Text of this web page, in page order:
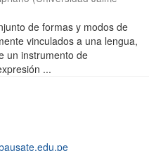
de formas y modos de
vinculados a una lengua,
un instrumento de
...